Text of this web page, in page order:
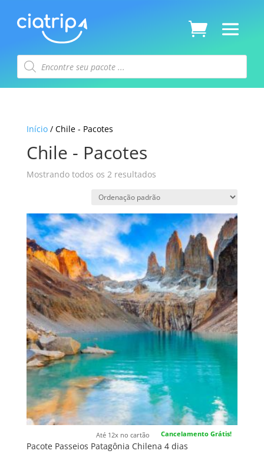
Pesquisar
produtos
Início/ Chile - Pacotes
Chile - Pacotes
Mostrando todos os 2 resultados
Até 12x no cartão Cancelamento Grátis!
Pacote Passeios Patagônia Chilena 4 dias